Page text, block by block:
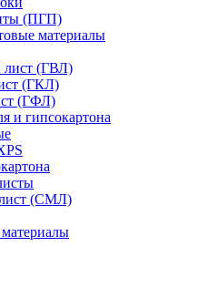
(ПГП)
материалы
лист (ГВЛ)
(ГКЛ)
(ГФЛ)
и гипсокартона
(СМЛ)